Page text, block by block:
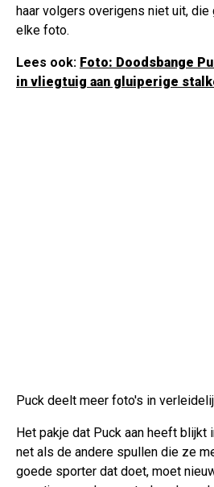
haar volgers overigens niet uit, die
elke foto.
Lees ook: Foto: Doodsbange
in vliegtuig aan gluiperige
Puck deelt meer foto's in
Het pakje dat Puck aan heeft blijkt
net als de andere spullen die ze
goede sporter dat doet, moet